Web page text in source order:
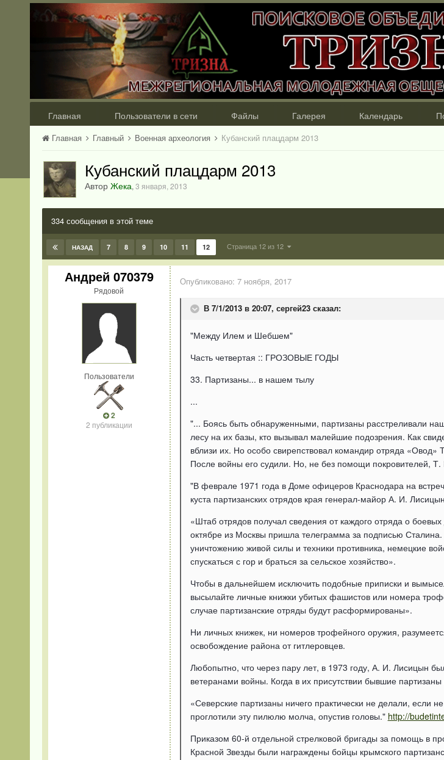
Главная Пользователи в сети Файлы Галерея Календарь
Главная Главный Военная археология Кубанский плацдарм 2013
Кубанский плацдарм 2013
Автор Жека, 3 января, 2013
334 сообщения в этой теме
НАЗАД 7 8 9 10 11 12 Страница 12 из 12
Андрей 070379
Рядовой
Пользователи
2
2 публикации
Опубликовано: 7 ноября, 2017
В 7/1/2013 в 20:07, сергей23сказал:
"Между Илем и Шебшем"
Часть четвертая :: ГРОЗОВЫЕ ГОДЫ
33. Партизаны... в нашем тылу
...
"... Боясь быть обнаруженными, партизаны расстреливали
лесу на их базы, кто вызывал малейшие подозрения. Как
вблизи их. Но особо свирепствовал командир отряда
После войны его судили. Но, не без помощи покровителей, Т.
"В феврале 1971 года в Доме офицеров Краснодара на
куста партизанских отрядов края генерал-майор А. И.
«Штаб отрядов получал сведения от каждого отряда о
октябре из Москвы пришла телеграмма за подписью
уничтожению живой силы и техники противника, немецкие
спускаться с гор и браться за сельское хозяйство».
Чтобы в дальнейшем исключить подобные приписки и
высылайте личные книжки убитых фашистов или номера
случае партизанские отряды будут расформированы».
Ни личных книжек, ни номеров трофейного оружия,
освобождение района от гитлеровцев.
Любопытно, что через пару лет, в 1973 году, А. И. Лисицын
ветеранами войны. Когда в их присутствии бывшие
«Северские партизаны ничего практически не делали, если
проглотили эту пилюлю молча, опустив головы." http://
Приказом 60-й отдельной стрелковой бригады за помощь в
Красной Звезды были награждены бойцы крымского